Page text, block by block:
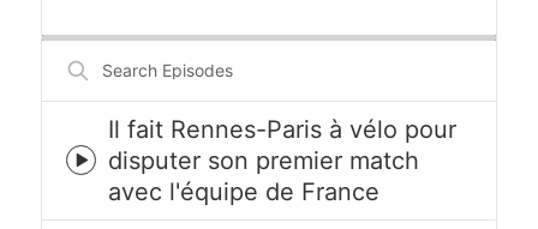
Search
Episodes
Episode
play
icon
Il fait Rennes-Paris à vélo pour
disputer son premier match
avec l'équipe de France